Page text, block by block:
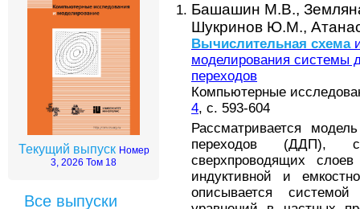
Текущий выпуск Номер
3, 2026 Том 18
Все выпуски
Башашин М.В.,
Шукринов Ю.М.,
Вычислительная схема
моделирования системы
переходов
Компьютерные
4, с. 593-604
Рассматривается
переходов (ДДП),
сверхпроводящих
индуктивной и
описывается